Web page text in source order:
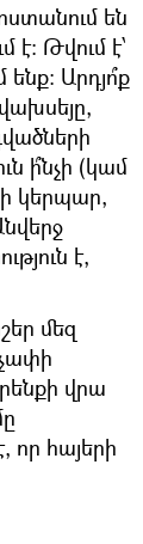
են
է։ Թվում է՝
Արդյո՞ք
ի՞նչի (կամ
կերպար,
է,
մեզ
վրա
որ հայերի